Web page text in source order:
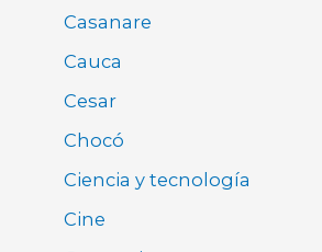
Casanare
Cauca
Cesar
Chocó
Ciencia y tecnología
Cine